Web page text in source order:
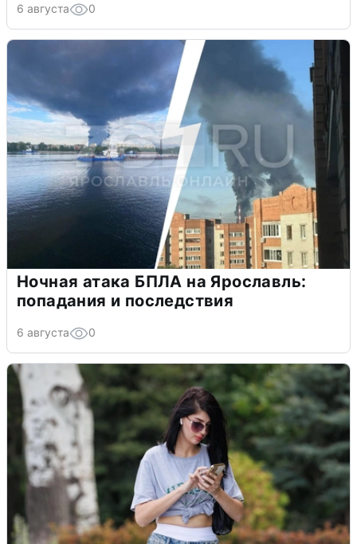
6 августа 0
Ночная атака БПЛА на Ярославль:
попадания и последствия
6 августа 0